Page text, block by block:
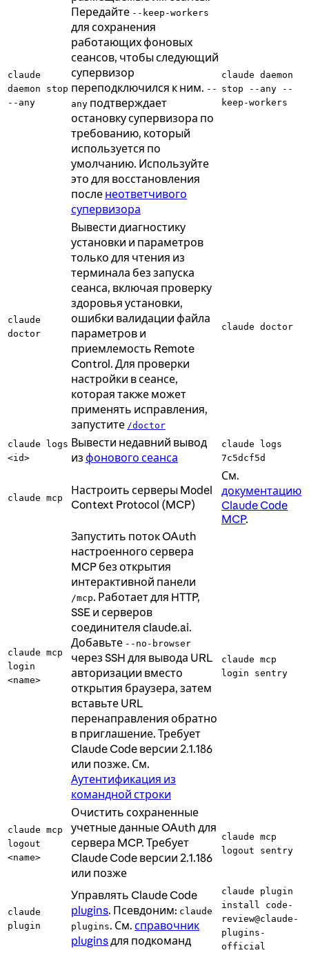
claude
daemon stop
--any
Передайте --keep-workers
для сохранения
работающих фоновых
сеансов, чтобы следующий
супервизор
переподключился к ним. --
any подтверждает
остановку супервизора по
требованию, который
используется по
умолчанию. Используйте
это для восстановления
после неответчивого
супервизора
claude daemon
stop --any --
keep-workers
claude
doctor
Вывести диагностику
установки и параметров
только для чтения из
терминала без запуска
сеанса, включая проверку
здоровья установки,
ошибки валидации файла
параметров и
приемлемость Remote
Control. Для проверки
настройки в сеансе,
которая также может
применять исправления,
запустите /doctor
claude doctor
claude logs
<id>
Вывести недавний вывод
из фонового сеанса
claude logs
7c5dcf5d
claude mcp
Настроить серверы Model
Context Protocol (MCP)
См.
документацию
Claude Code
MCP.
claude mcp
login
<name>
Запустить поток OAuth
настроенного сервера
MCP без открытия
интерактивной панели
/mcp. Работает для HTTP,
SSE и серверов
соединителя claude.ai.
Добавьте --no-browser
через SSH для вывода URL
авторизации вместо
открытия браузера, затем
вставьте URL
перенаправления обратно
в приглашение. Требует
Claude Code версии 2.1.186
или позже. См.
Аутентификация из
командной строки
claude mcp
login sentry
claude mcp
logout
<name>
Очистить сохраненные
учетные данные OAuth для
сервера MCP. Требует
Claude Code версии 2.1.186
или позже
claude mcp
logout sentry
claude
plugin
Управлять Claude Code
plugins. Псевдоним: claude
plugins. См. справочник
pluginsдля подкоманд
claude plugin
install code-
review@claude-
plugins-
official